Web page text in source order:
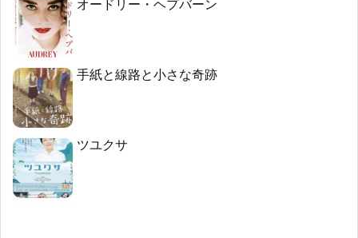
オードリー・ヘプバーン
手紙と線路と小さな奇跡
ツユクサ